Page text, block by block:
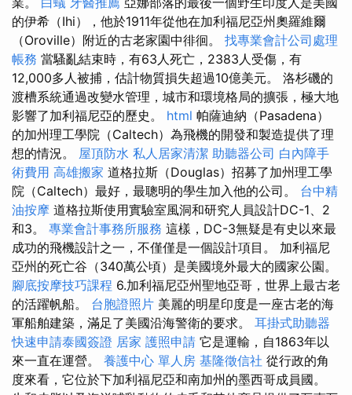
的伊希（Ihi），他於1911年從他在加利福尼亞州奧羅維爾
（Oroville）附近的古老家園中徘徊。 找專業會計公司處理
帳務 當騷亂結束時，有63人死亡，2383人受傷，有
12,000多人被捕，估計物質損失超過10億美元。 洛杉磯的
渡槽系統通過改變水管理，城市和環境格局的擴張，極大地
影響了加利福尼亞的歷史。 html 帕薩迪納（Pasadena）
的加州理工學院（Caltech）為飛機的開發和製造提供了理
想的情況。 屋頂防水 私人居家清潔 助聽器公司 白內障手
術費用 高雄搬家 道格拉斯（Douglas）招募了加州理工學
院（Caltech）最好，最聰明的學生加入他的公司。 台中精
油按摩 道格拉斯使用實驗室風洞和研究人員設計DC-1、2
和3。 專業會計事務所服務 這樣，DC-3無疑是有史以來最
成功的飛機設計之一，不僅僅是一個設計項目。 加利福尼
亞州的死亡谷（340萬公頃）是美國境外最大的國家公園。
腳底按摩技巧課程 6.加利福尼亞州聖地亞哥，世界上最古老
的活躍帆船。 台胞證照片 美麗的明星印度是一座古老的海
軍船舶建築，滿足了美國沿海警衛的要求。 耳掛式助聽器
快速申請泰國簽證 居家 護照申請 它是運輸，自1863年以
來一直在運營。 養護中心 單人房 基隆徵信社 從行政的角
度來看，它位於下加利福尼亞和南加州的墨西哥成員國。